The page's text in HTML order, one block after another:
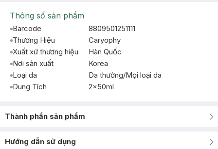
Thông số sản phẩm
Barcode
8809501251111
Thương Hiệu
Caryophy
Xuất xứ thương hiệu
Hàn Quốc
Nơi sản xuất
Korea
Loại da
Da thường/Mọi loại da
Dung Tích
2x50ml
Thành phần sản phẩm
Hướng dẫn sử dụng